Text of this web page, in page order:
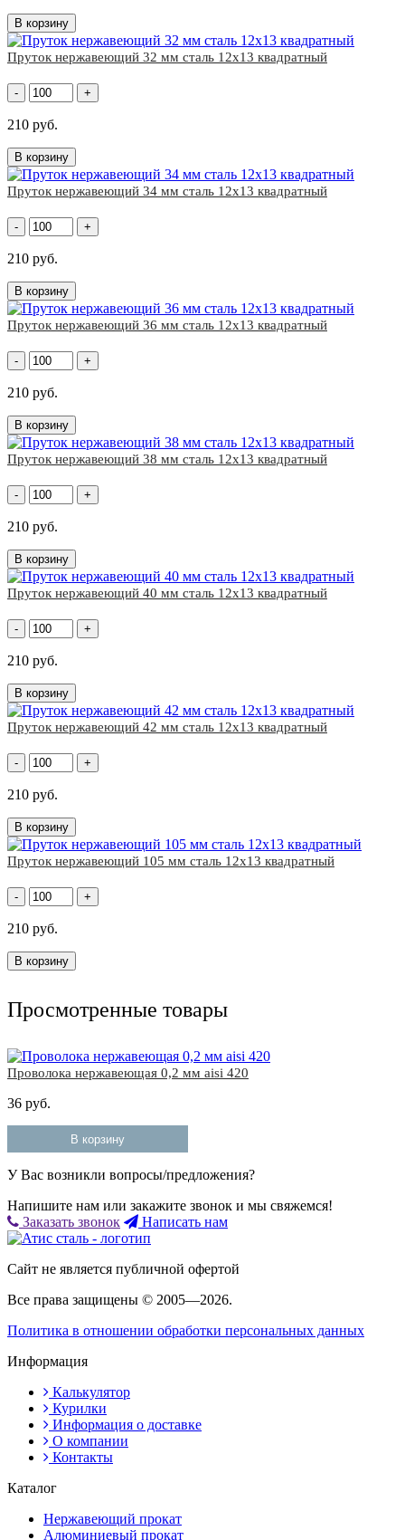
В корзину
Пруток нержавеющий 32 мм сталь 12х13 квадратный
- +
210 руб.
В корзину
Пруток нержавеющий 34 мм сталь 12х13 квадратный
- +
210 руб.
В корзину
Пруток нержавеющий 36 мм сталь 12х13 квадратный
- +
210 руб.
В корзину
Пруток нержавеющий 38 мм сталь 12х13 квадратный
- +
210 руб.
В корзину
Пруток нержавеющий 40 мм сталь 12х13 квадратный
- +
210 руб.
В корзину
Пруток нержавеющий 42 мм сталь 12х13 квадратный
- +
210 руб.
В корзину
Пруток нержавеющий 105 мм сталь 12х13 квадратный
- +
210 руб.
В корзину
Просмотренные товары
Проволока нержавеющая 0,2 мм aisi 420
36 руб.
В корзину
У Вас возникли вопросы/предложения?
Напишите нам или закажите звонок и мы свяжемся!
Заказать звонок
Написать нам
Сайт не является публичной офертой
Все права защищены © 2005—2026.
Политика в отношении обработки персональных данных
Информация
Калькулятор
Курилки
Информация о доставке
О компании
Контакты
Каталог
Нержавеющий прокат
Алюминиевый прокат